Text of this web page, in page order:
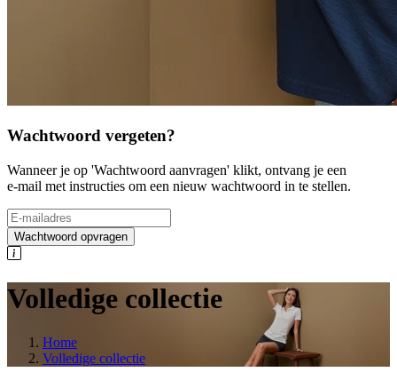
Wachtwoord vergeten?
Wanneer je op 'Wachtwoord aanvragen' klikt, ontvang je een
e-mail met instructies om een nieuw wachtwoord in te stellen.
Wachtwoord opvragen
Volledige collectie
Home
Volledige collectie